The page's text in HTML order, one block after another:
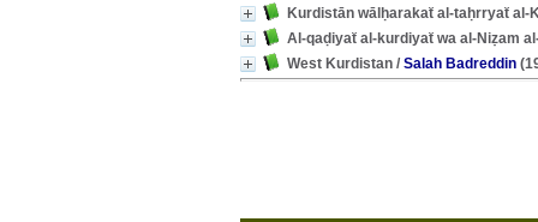
West Kurdistan / Salah Badreddin